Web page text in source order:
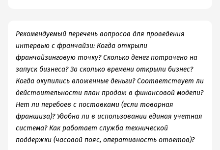
Рекомендуемый перечень вопросов для проведения
интервью с франчайзи: Когда открыли
франчайзинговую точку? Сколько денег потрачено на
запуск бизнеса? За сколько времени открыли бизнес?
Когда окупились вложенные деньги? Соответствует ли
действительности план продаж в финансовой модели?
Нет ли перебоев с поставками (если товарная
франшиза)? Удобна ли в использовании единая учетная
система? Как работает служба технической
поддержки (часовой пояс, оперативность ответов)?